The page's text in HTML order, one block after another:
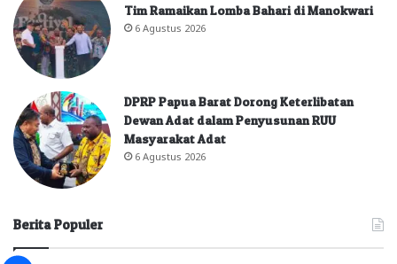
Tim Ramaikan Lomba Bahari di Manokwari
6 Agustus 2026
DPRP Papua Barat Dorong Keterlibatan
Dewan Adat dalam Penyusunan RUU
Masyarakat Adat
6 Agustus 2026
Berita Populer